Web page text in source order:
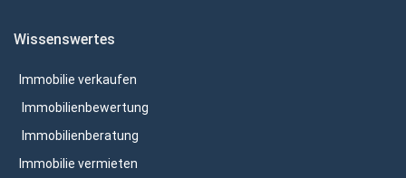
Wissenswertes
Immobilie verkaufen
Immobilienbewertung
Immobilienberatung
Immobilie vermieten